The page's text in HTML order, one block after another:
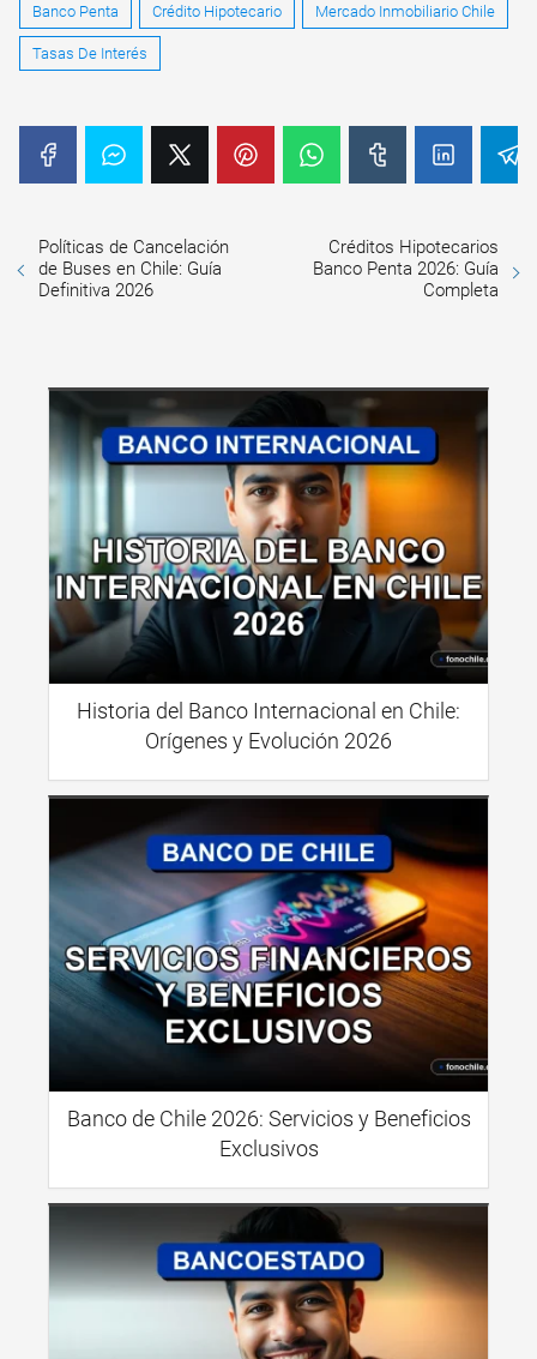
Banco Penta Crédito Hipotecario Mercado Inmobiliario Chile
Tasas De Interés
Políticas de Cancelación
de Buses en Chile: Guía
Definitiva 2026
Créditos Hipotecarios
Banco Penta 2026: Guía
Completa
Historia del Banco Internacional en Chile:
Orígenes y Evolución 2026
Banco de Chile 2026: Servicios y Beneficios
Exclusivos